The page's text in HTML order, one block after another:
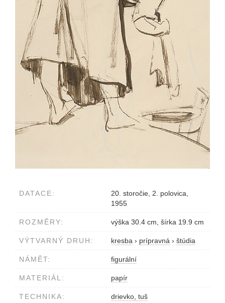
DATACE:
20. storočie, 2. polovica,
1955
ROZMĚRY: výška 30.4 cm, šírka 19.9 cm
VÝTVARNÝ DRUH: kresba › prípravná › štúdia
NÁMĚT: figurální
MATERIÁL: papír
TECHNIKA: drievko, tuš